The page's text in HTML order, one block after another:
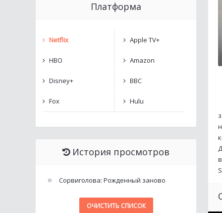
Платформа
Netflix Apple TV+
HBO Amazon
Disney+ BBC
Fox Hulu
История просмотров
Сорвиголова: Рожденный заново
ОЧИСТИТЬ СПИСОК